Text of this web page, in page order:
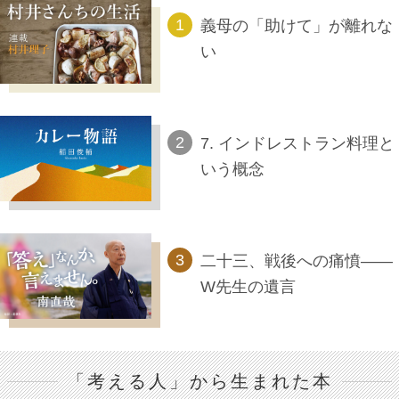
義母の「助けて」が離れな
い
7. インドレストラン料理と
いう概念
二十三、戦後への痛憤――
W先生の遺言
「考える人」から生まれた本